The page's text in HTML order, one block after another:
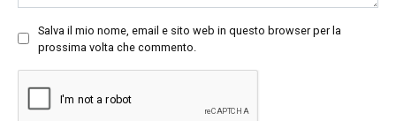
Salva il mio nome, email e sito web in questo browser per la
prossima volta che commento.